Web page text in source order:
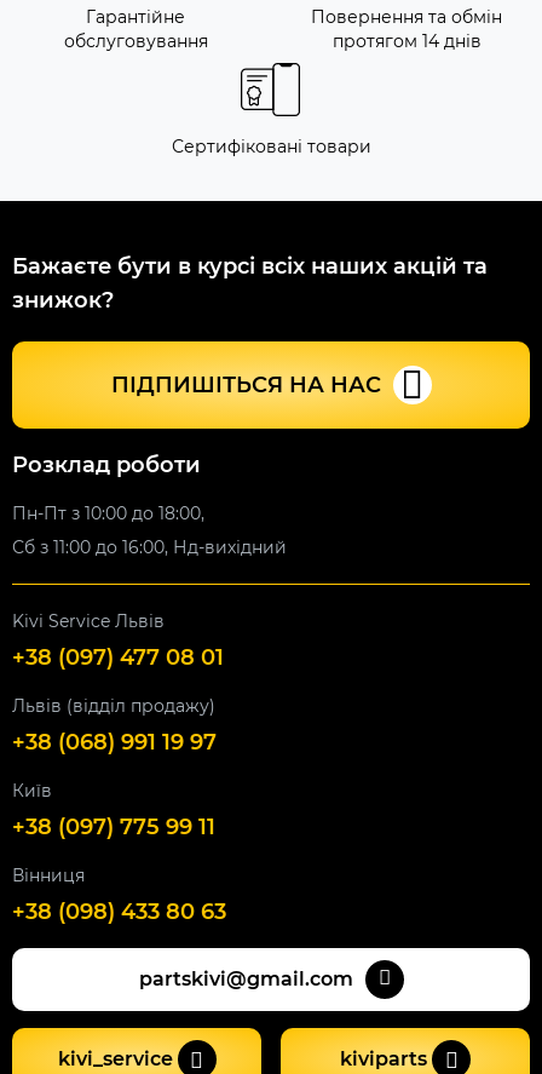
Гарантійне
обслуговування
Повернення та обмін
протягом 14 днів
Сертифіковані товари
Бажаєте бути в курсі всіх наших акцій та
знижок?
ПІДПИШІТЬСЯ НА НАС
Розклад роботи
Пн-Пт з 10:00 до 18:00,
Сб з 11:00 до 16:00, Нд-вихідний
Kivi Service Львів
+38 (097) 477 08 01
Львів (відділ продажу)
+38 (068) 991 19 97
Київ
+38 (097) 775 99 11
Вінниця
+38 (098) 433 80 63
partskivi@gmail.com
kivi_service kiviparts